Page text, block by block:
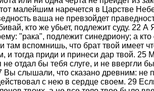
малейшим наречется в Царстве
ваша не превзойдет
кто же убьет, подлежит суду. 22
"рака", подлежит синедриону; а
вспомнишь, что брат твой имеет
тогда приди и принеси дар твой. 25
отдал бы тебя слуге, и не ввергли
Вы слышали, что сказано древним:
с нею в сердце своем. 29